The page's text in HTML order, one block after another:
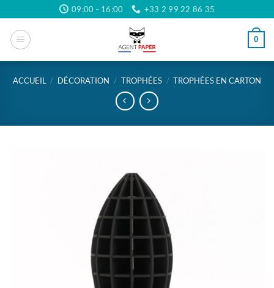
au
contenu
09:00 - 16:00 +33 2 99 22 86 35
0
ACCUEIL / DÉCORATION / TROPHÉES / TROPHÉES EN CARTON